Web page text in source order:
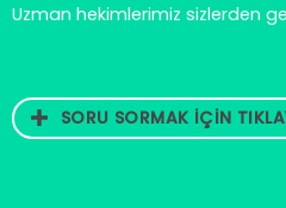
Uzman hekimlerimiz sizlerden
SORU SORMAK İÇİN